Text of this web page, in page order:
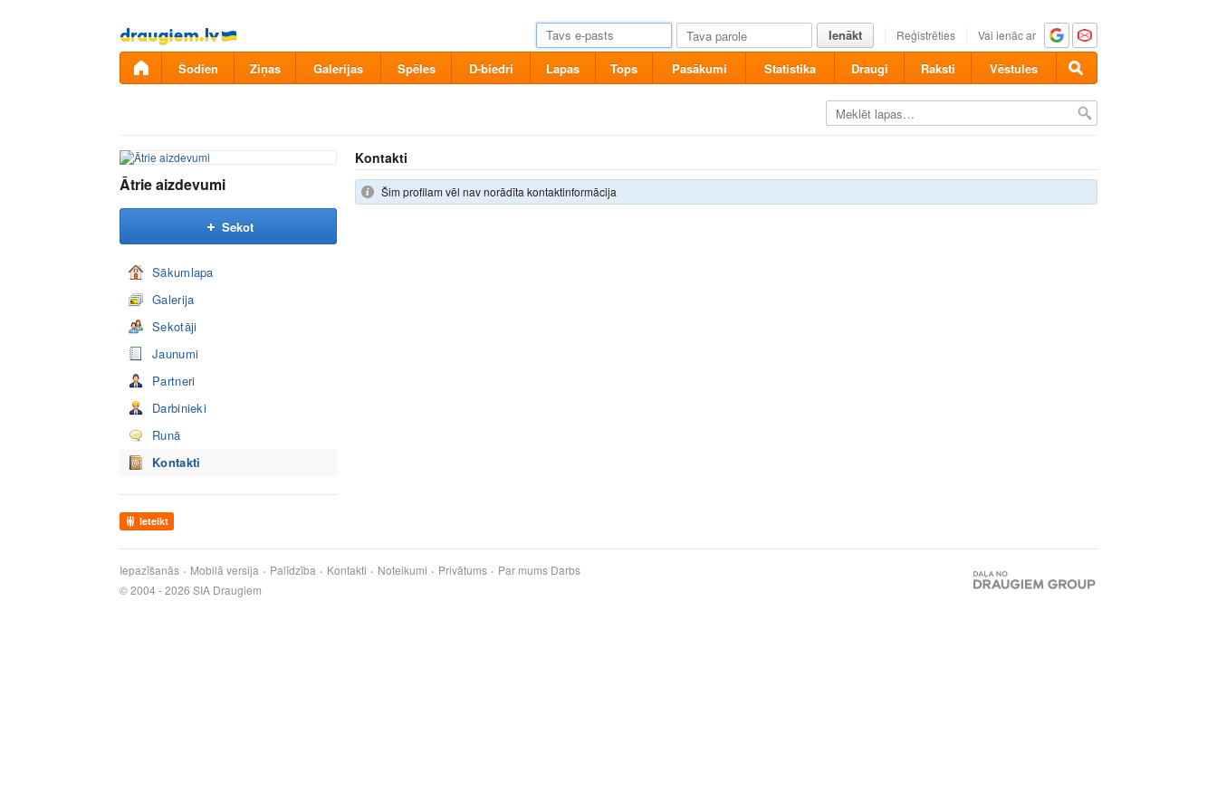
Pāriet
uz
saturu
Ienākt Reģistrēties Vai ienāc ar
Šodien Ziņas Galerijas Spēles D-biedri Lapas Tops Pasākumi Statistika Draugi Raksti Vēstules
Ātrie aizdevumi
Sekot
Sākumlapa
Galerija
Sekotāji
Jaunumi
Partneri
Darbinieki
Runā
Kontakti
Ieteikt
Kontakti
Šim profilam vēl nav norādīta kontaktinformācija
Iepazīšanās Mobilā versija Palīdzība Kontakti Noteikumi Privātums Par mums Darbs
© 2004 - 2026 SIA Draugiem